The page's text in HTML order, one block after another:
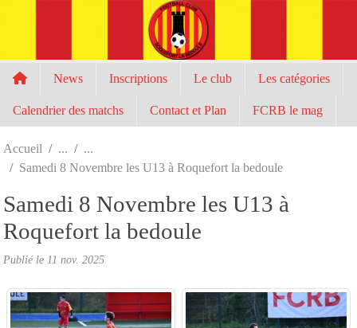
News Inscriptions Le club Les catégories
Calendrier des matchs Contact et Plan FCRB le mag
Accueil
Samedi 8 Novembre les U13 à Roquefort la bedoule
Samedi 8 Novembre les U13 à
Roquefort la bedoule
Publié le 11 nov. 2025
Panneau de gestion des cookies